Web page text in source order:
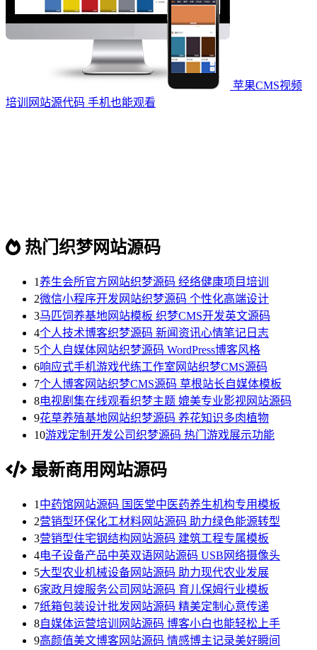
苹果CMS视频
培训网站源代码 手机也能观看
热门织梦网站源码
1养生会所官方网站织梦源码 经络健康项目培训
2微信小程序开发网站织梦源码 个性化高端设计
3马匹饲养基地网站模板 织梦CMS开发英文源码
4个人技术博客织梦源码 新闻资讯心情笔记日志
5个人自媒体网站织梦源码 WordPress博客风格
6响应式手机游戏代练工作室网站织梦CMS源码
7个人博客网站织梦CMS源码 草根站长自媒体模板
8电视剧集在线观看织梦主题 媲美专业影视网站源码
9花草养殖基地网站织梦源码 养花知识多肉植物
10游戏定制开发公司织梦源码 热门游戏展示功能
最新商用网站源码
1 中药馆网站源码 国医堂中医药养生机构专用模板
2营销型环保化工材料网站源码 助力绿色能源转型
3营销型住宅钢结构网站源码 建筑工程专属模板
4电子设备产品中英双语网站源码 USB网络摄像头
5大型农业机械设备网站源码 助力现代农业发展
6家政月嫂服务公司网站源码 育儿保姆行业模板
7纸箱包装设计批发网站源码 精美定制心意传递
8自媒体运营培训网站源码 博客小白也能轻松上手
9高颜值美文博客网站源码 情感博主记录美好瞬间